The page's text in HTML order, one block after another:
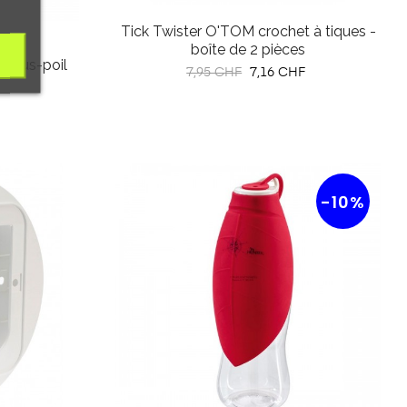
sous-poil
Tick Twister O'TOM crochet à tiques -
boîte de 2 pièces
Prix
7,95 CHF Prix
7,16 CHF
-10%